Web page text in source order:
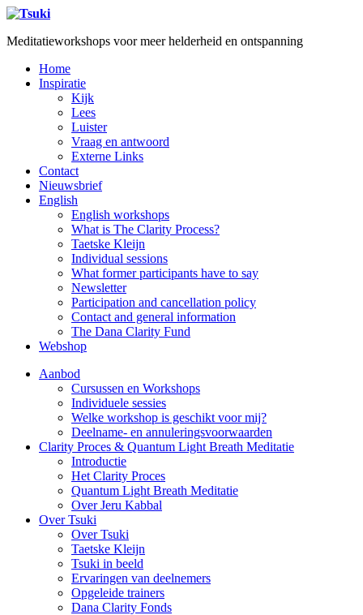
Meditatieworkshops voor meer helderheid en ontspanning
Home
Inspiratie
Kijk
Lees
Luister
Vraag en antwoord
Externe Links
Contact
Nieuwsbrief
English
English workshops
What is The Clarity Process?
Taetske Kleijn
Individual sessions
What former participants have to say
Newsletter
Participation and cancellation policy
Contact and general information
The Dana Clarity Fund
Webshop
Aanbod
Cursussen en Workshops
Individuele sessies
Welke workshop is geschikt voor mij?
Deelname- en annuleringsvoorwaarden
Clarity Proces & Quantum Light Breath Meditatie
Introductie
Het Clarity Proces
Quantum Light Breath Meditatie
Over Jeru Kabbal
Over Tsuki
Over Tsuki
Taetske Kleijn
Tsuki in beeld
Ervaringen van deelnemers
Opgeleide trainers
Dana Clarity Fonds